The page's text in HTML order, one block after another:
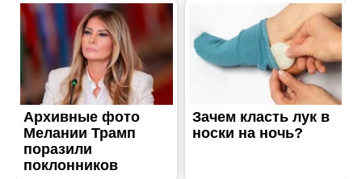
ЖИТТЯ
Опинився під завалами: в
Апостолово у приватному
будинку стався вибух
Опубліковано17.10.2023